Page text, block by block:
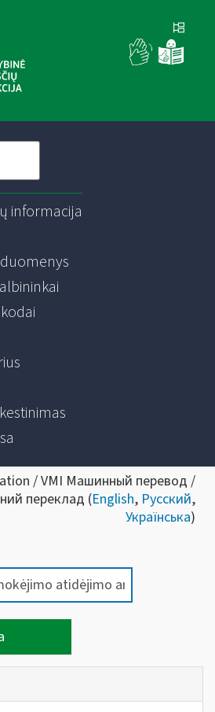
informacija
/ VMI Машинный перевод /
переклад (English, Русский,
Українська)